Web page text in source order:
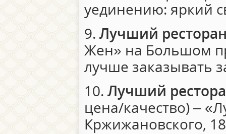
уединению: яркий
9. Лучший
Жен» на Большом
лучше заказывать
10. Лучший
цена/качество) –
Кржижановского,